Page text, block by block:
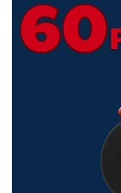
Cloud, Giúp Công